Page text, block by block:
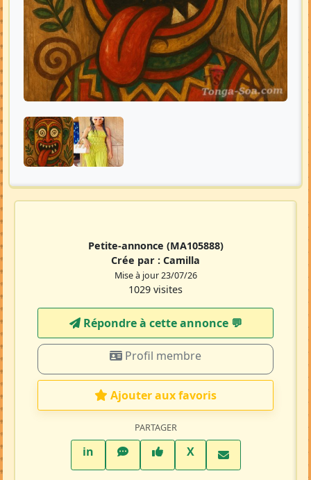
Petite-annonce (MA105888)
Crée par : Camilla
Mise à jour 23/07/26
1029 visites
Répondre à cette annonce 💬​
Profil membre
Ajouter aux favoris
PARTAGER
inLinkedInWhatsAppFacebook
XTwitter X